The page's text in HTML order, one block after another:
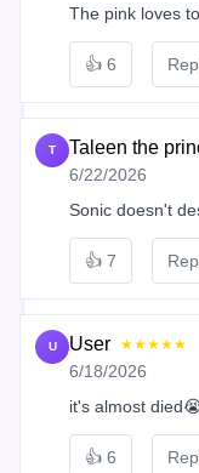
The pink loves
👍 6
T Taleen the
6/22/2026
Sonic doesn't
👍 7
U User ★★★★★
6/18/2026
it's almost
👍 6